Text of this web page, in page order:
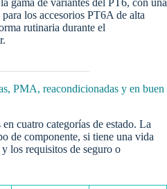
gama de variantes del PT6, con una
los accesorios PT6A de alta
rutinaria durante el
PMA, reacondicionadas y en buen
cuatro categorías de estado. La
de componente, si tiene una vida
los requisitos de seguro o